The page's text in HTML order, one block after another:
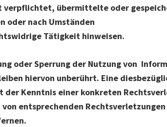
verpflichtet, übermittelte oder
oder nach Umständen
Tätigkeit hinweisen.
oder Sperrung der Nutzung von
hiervon unberührt. Eine
der Kenntnis einer konkreten
entsprechenden